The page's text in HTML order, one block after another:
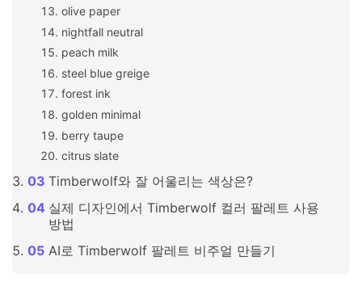
olive paper
nightfall neutral
peach milk
steel blue greige
forest ink
golden minimal
berry taupe
citrus slate
Timberwolf와 잘 어울리는 색상은?
실제 디자인에서 Timberwolf 컬러 팔레트 사용
방법
AI로 Timberwolf 팔레트 비주얼 만들기